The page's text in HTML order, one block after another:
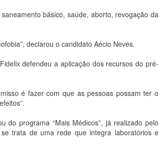
básico, saúde, aborto, revogação da
declarou o candidato Aécio Neves.
defendeu a aplicação dos recursos do pré-
é fazer com que as pessoas possam ter o
do programa “Mais Médicos”, já realizado pelo
trata de uma rede que integra laboratórios e